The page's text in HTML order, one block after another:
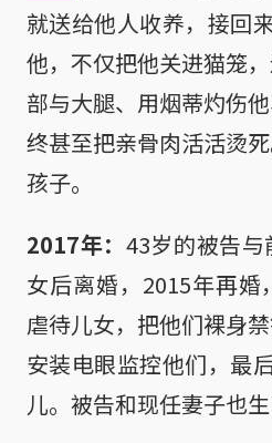
就送给他人收养，接回
他，不仅把他关进猫笼
部与大腿、用烟蒂灼伤
终甚至把亲骨肉活活烫
孩子。
2017年： 43岁的被告
女后离婚，2015年再
虐待儿女，把他们裸身
安装电眼监控他们，最
儿。被告和现任妻子也生